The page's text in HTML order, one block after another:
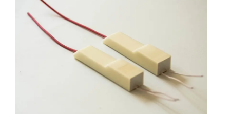
Makipag-ugnayan sa Amin